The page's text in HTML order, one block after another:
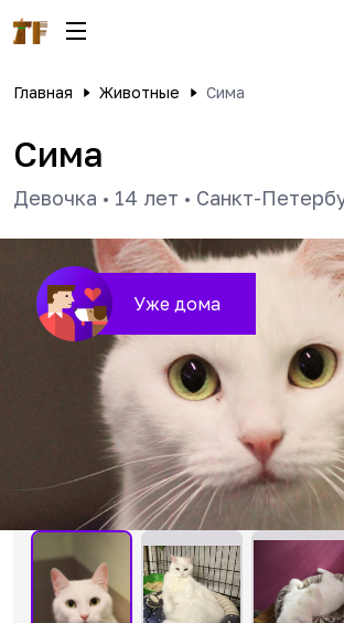
Главная Животные Сима
Сима
Девочка • 14 лет • Санкт-
Уже дома